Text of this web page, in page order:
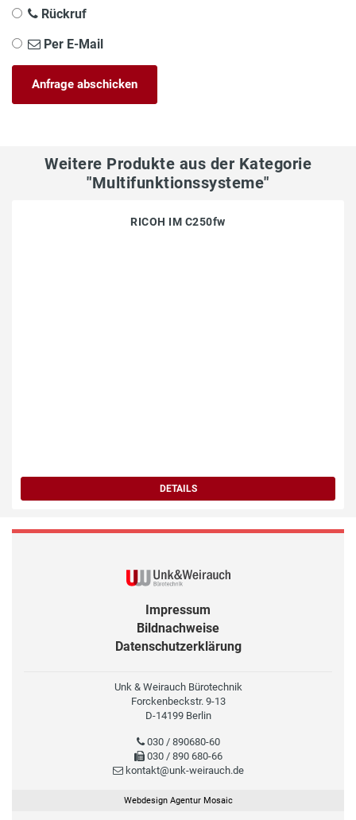
Rückruf
Per E-Mail
Anfrage abschicken
Weitere Produkte aus der Kategorie
"Multifunktionssysteme"
RICOH IM C250fw
DETAILS
Impressum
Bildnachweise
Datenschutzerklärung
Unk & Weirauch Bürotechnik
Forckenbeckstr. 9-13
D-14199 Berlin
030 / 890680-60
030 / 890 680-66
kontakt@unk-weirauch.de
Webdesign Agentur Mosaic